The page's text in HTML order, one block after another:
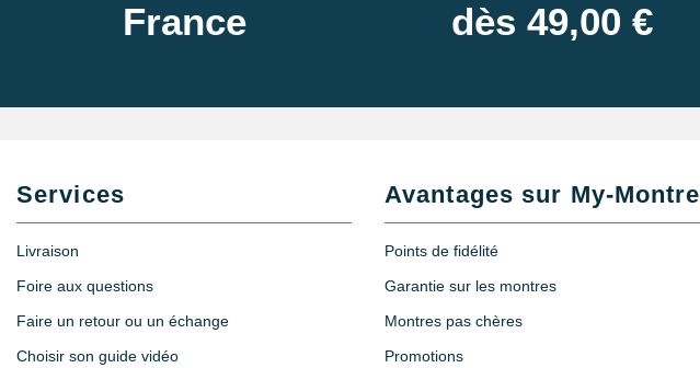
France dès 49,00 €
Services
Livraison
Foire aux questions
Faire un retour ou un échange
Choisir son guide vidéo
Avantages sur My-Montre
Points de fidélité
Garantie sur les montres
Montres pas chères
Promotions